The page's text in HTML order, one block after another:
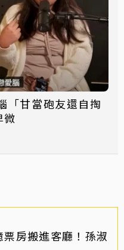
「甘當砲友還自掏
微
票房搬進客廳！孫淑